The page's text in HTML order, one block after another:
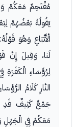
مُقْتَحِمٌ مَعَكُمْ
يَقُولُهُ بَعْضُهُمْ
الْأَتْبَاعِ وَهُوَ
لَنا، وَقِيلَ إِنَّ
لِرُؤَسَاءِ الْكَفَرَةِ
النَّارِ كَلَامُ
جَمْعٌ كَثِيفٌ قَدِ
مَعَكُمْ فِي الْجَهْلِ